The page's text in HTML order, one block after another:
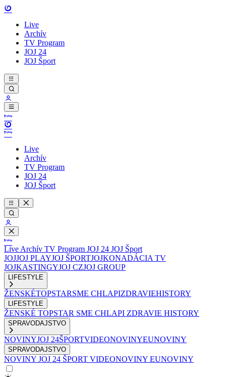
Live
Archív
TV Program
JOJ 24
JOJ Šport
Live
Archív
TV Program
JOJ 24
JOJ Šport
Live Archív TV Program JOJ 24 JOJ Šport
JOJJOJ PLAYJOJ ŠPORTJOJKONADÁCIA TV
JOJKASTINGYJOJ CZJOJ GROUP
LIFESTYLE
ŽENSKÉTOPSTARSME CHLAPIZDRAVIEHISTORY
LIFESTYLE
ŽENSKÉ TOPSTAR SME CHLAPI ZDRAVIE HISTORY
SPRAVODAJSTVO
NOVINYJOJ 24ŠPORTVIDEONOVINYEUNOVINY
SPRAVODAJSTVO
NOVINY JOJ 24 ŠPORT VIDEONOVINY EUNOVINY